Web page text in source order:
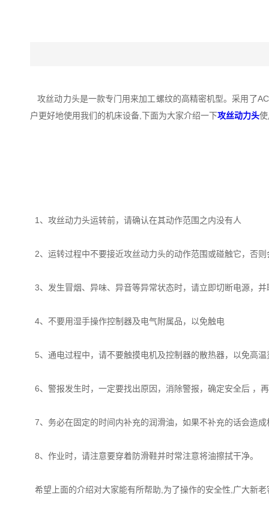
攻丝动力头是一款专门用来加工螺纹的高精密机型。采用了
户更好地使用我们的机床设备,下面为大家介绍一下攻丝动力头
1、攻丝动力头运转前，请确认在其动作范围之内没有人
2、运转过程中不要接近攻丝动力头的动作范围或碰触它，否
3、发生冒烟、异味、异音等异常状态时，请立即切断电源，
4、不要用湿手操作控制器及电气附属品，以免触电
5、通电过程中，请不要触摸电机及控制器的散热器，以免高温
6、警报发生时，一定要找出原因，消除警报，确定安全后 ，
7、务必在固定的时间内补充的润滑油，如果不补充的话会造成
8、作业时，请注意要穿着防滑鞋并时常注意将油擦拭干净。
希望上面的介绍对大家能有所帮助,为了操作的安全性,广大新